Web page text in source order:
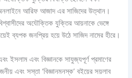
অনলাইনে আরিফ আজাদ এর সাজিদের উত্থান।
অযৌক্তিক যুক্তির আয়নাকে ভেঙ্গে
ব্যপক জনপ্রিয় হয়ে উঠে সাজিদ নামের হীরে।
ইসলাম এবং বিজ্ঞানকে সাযুজ্যপূর্ণ প্রমাণের
এবং সস্তা ‘বিজ্ঞানমনস্ক’ বইয়ের সয়লাব